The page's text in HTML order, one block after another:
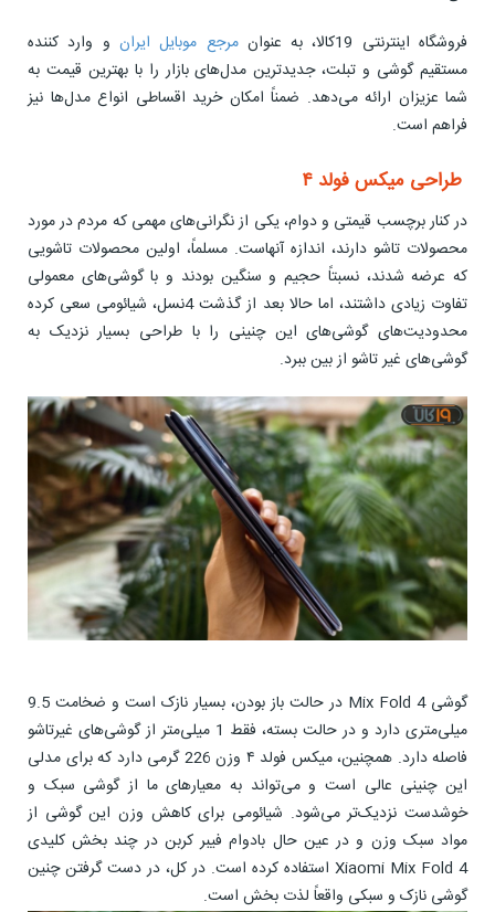
فروشگاه اینترنتی 19کالا، به عنوان
مرجع موبایل ایران و وارد کننده
مستقیم گوشی و تبلت، جدیدترین مدل‌های بازار را با بهترین قیمت به
شما عزیزان ارائه می‌دهد. ضمناً امکان خرید اقساطی انواع مدل‌ها نیز
فراهم است.
طراحی میکس فولد ۴
در کنار برچسب قیمتی و دوام، یکی از نگرانی‌های مهمی که مردم در مورد
محصولات تاشو دارند، اندازه آنهاست. مسلماً، اولین محصولات تاشویی
که عرضه شدند، نسبتاً حجیم و سنگین بودند و با گوشی‌های معمولی
تفاوت زیادی داشتند، اما حالا بعد از گذشت 4نسل، شیائومی سعی کرده
محدودیت‌های گوشی‌های این چنینی را با طراحی بسیار نزدیک به
گوشی‌های غیر تاشو از بین ببرد.
گوشی Mix Fold 4 در حالت باز بودن، بسیار نازک است و ضخامت 9.5
میلی‌متری دارد و در حالت بسته، فقط 1 میلی‌متر از گوشی‌های غیرتاشو
فاصله دارد. همچنین، میکس فولد ۴ وزن 226 گرمی دارد که برای مدلی
این چنینی عالی است و می‌تواند به معیارهای ما از گوشی سبک و
خوشدست نزدیک‌تر می‌شود. شیائومی برای کاهش وزن این گوشی از
مواد سبک وزن و در عین حال بادوام فیبر کربن در چند بخش کلیدی
Xiaomi Mix Fold 4 استفاده کرده است. در کل، در دست گرفتن چنین
گوشی نازک و سبکی واقعاً لذت بخش است.